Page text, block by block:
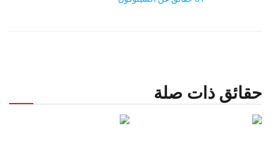
حقائق ذات صلة